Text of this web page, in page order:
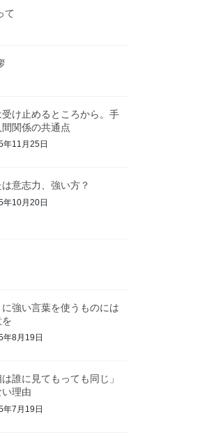
て
受け止めるところから。手
関係の共通点
年11月25日
意志力、強い方？
年10月20日
に強い言葉を使うものには
を
年8月19日
は誰に見てもっても同じ」
理由
年7月19日